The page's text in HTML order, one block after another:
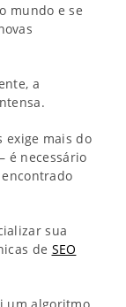
mundo e se
a
exige mais do
é necessário
sua
de SEO
um algoritmo